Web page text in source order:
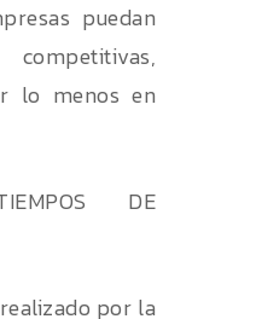
puedan
lo menos en
DE
por la